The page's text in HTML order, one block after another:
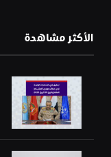
الأكثر مشاهدة